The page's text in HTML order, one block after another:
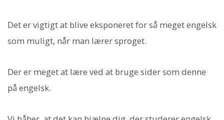
Det er vigtigt at blive eksponeret for så meget engelsk
som muligt, når man lærer sproget.
Der er meget at lære ved at bruge sider som denne
på engelsk.